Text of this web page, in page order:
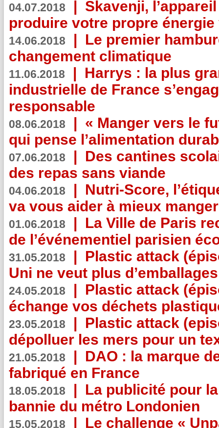
04.07.2018 | Skavenji,
produire votre propre
14.06.2018 | Le premier
changement climatique
11.06.2018 | Harrys : la plus
industrielle de France
responsable
08.06.2018 | « Manger vers le
qui pense l’alimentation
07.06.2018 | Des cantines
des repas sans viande
04.06.2018 | Nutri-Score,
va vous aider à mieux
01.06.2018 | La Ville de Paris
de l’événementiel parisien
31.05.2018 | Plastic attack
Uni ne veut plus
24.05.2018 | Plastic attack
échange vos déchets
23.05.2018 | Plastic attack
dépolluer les mers pour un
21.05.2018 | DAO : la marque
fabriqué en France
18.05.2018 | La publicité pour
bannie du métro Londonien
15.05.2018 | Le challenge «